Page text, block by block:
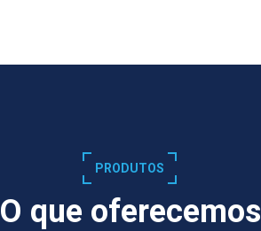
PRODUTOS
O que oferecemos